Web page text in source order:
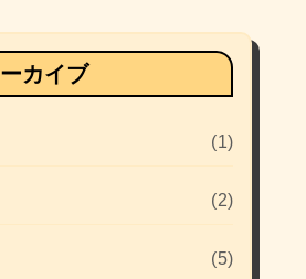
カイブ
(1)
(2)
(5)